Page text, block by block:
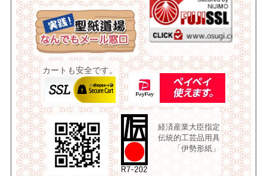
カートも安全です。
経済産業大臣指定
伝統的工芸品用具
「伊勢形紙」